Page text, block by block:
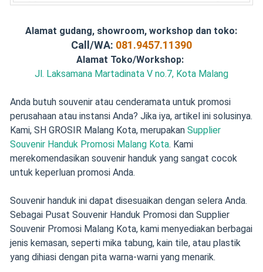
Alamat gudang, showroom, workshop dan toko:
Call/WA: 081.9457.11390
Alamat Toko/Workshop:
Jl. Laksamana Martadinata V no.7, Kota Malang
Anda butuh souvenir atau cenderamata untuk promosi
perusahaan atau instansi Anda? Jika iya, artikel ini solusinya.
Kami, SH GROSIR Malang Kota, merupakan Supplier
Souvenir Handuk Promosi Malang Kota. Kami
merekomendasikan souvenir handuk yang sangat cocok
untuk keperluan promosi Anda.
Souvenir handuk ini dapat disesuaikan dengan selera Anda.
Sebagai Pusat Souvenir Handuk Promosi dan Supplier
Souvenir Promosi Malang Kota, kami menyediakan berbagai
jenis kemasan, seperti mika tabung, kain tile, atau plastik
yang dihiasi dengan pita warna-warni yang menarik.